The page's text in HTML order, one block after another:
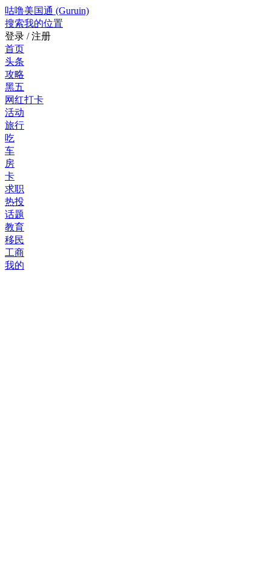
咕噜美国通 (Guruin)
搜索我的位置
登录 / 注册
首页
头条
攻略
黑五
网红打卡
活动
旅行
吃
车
房
卡
求职
热投
话题
教育
移民
工商
我的